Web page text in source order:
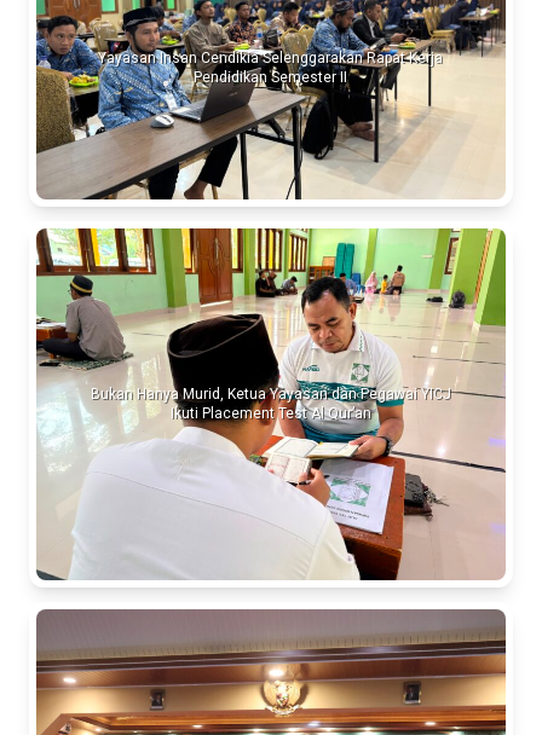
Yayasan Insan Cendikia Selenggarakan Rapat Kerja
Pendidikan Semester II
Bukan Hanya Murid, Ketua Yayasan dan Pegawai YICJ
Ikuti Placement Test Al Qur’an